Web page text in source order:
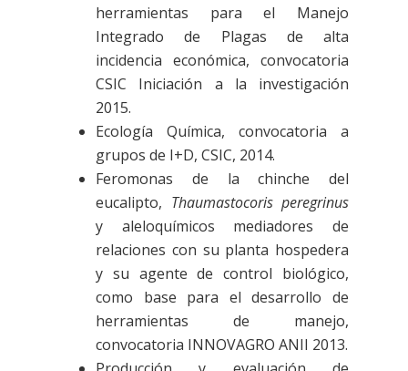
herramientas para el Manejo
Integrado de Plagas de alta
incidencia económica, convocatoria
CSIC Iniciación a la investigación
2015.
Ecología Química, convocatoria a
grupos de I+D, CSIC, 2014.
Feromonas de la chinche del
eucalipto, Thaumastocoris peregrinus
y aleloquímicos mediadores de
relaciones con su planta hospedera
y su agente de control biológico,
como base para el desarrollo de
herramientas de manejo,
convocatoria INNOVAGRO ANII 2013.